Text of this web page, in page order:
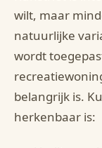
wilt, maar
natuurlijke
wordt
belangrijk is.
herkenbaar is: